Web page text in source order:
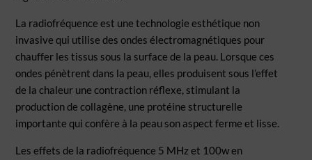
La radiofréquence est une technologie esthétique non
invasive qui utilise des ondes électromagnétiques pour
chauffer les tissus sous la surface de la peau. Lorsque ces
ondes pénètrent dans la peau, elles produisent sous l’effet
de la chaleur une contraction réflexe, stimulant la
production de collagène, une protéine structurelle
importante qui confère à la peau son aspect ferme et lisse.
Les effets de la radiofréquence 5 MHz et 100w en